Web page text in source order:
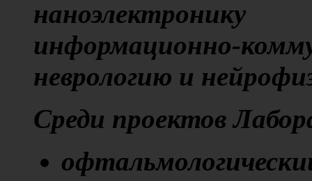
информационно-
неврологию и
Среди проектов